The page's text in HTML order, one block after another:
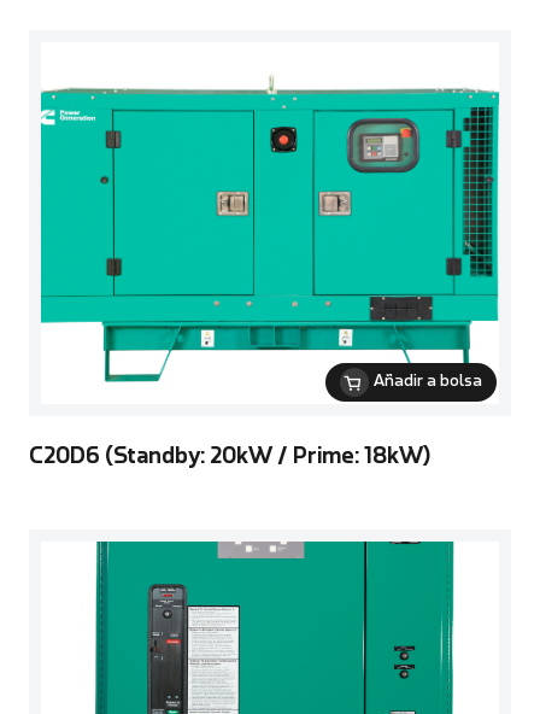
Añadir a bolsa
C20D6 (Standby: 20kW / Prime: 18kW)